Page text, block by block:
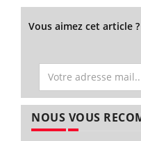
Vous aimez cet article
NOUS VOUS